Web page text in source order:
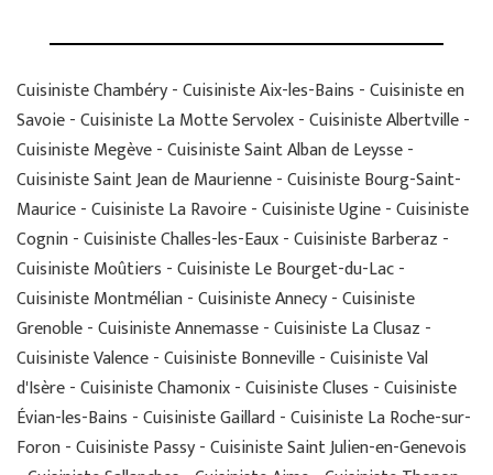
Cuisiniste Chambéry - Cuisiniste Aix-les-Bains - Cuisiniste en
Savoie - Cuisiniste La Motte Servolex - Cuisiniste Albertville -
Cuisiniste Megève - Cuisiniste Saint Alban de Leysse -
Cuisiniste Saint Jean de Maurienne - Cuisiniste Bourg-Saint-
Maurice - Cuisiniste La Ravoire - Cuisiniste Ugine - Cuisiniste
Cognin - Cuisiniste Challes-les-Eaux - Cuisiniste Barberaz -
Cuisiniste Moûtiers - Cuisiniste Le Bourget-du-Lac -
Cuisiniste Montmélian - Cuisiniste Annecy - Cuisiniste
Grenoble - Cuisiniste Annemasse - Cuisiniste La Clusaz -
Cuisiniste Valence - Cuisiniste Bonneville - Cuisiniste Val
d'Isère - Cuisiniste Chamonix - Cuisiniste Cluses - Cuisiniste
Évian-les-Bains - Cuisiniste Gaillard - Cuisiniste La Roche-sur-
Foron - Cuisiniste Passy - Cuisiniste Saint Julien-en-Genevois